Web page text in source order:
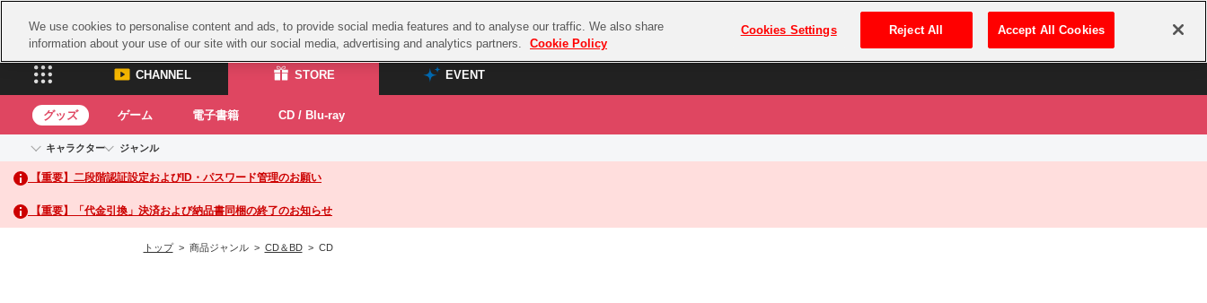
プレミアム会員とは ログイン・新規登録
CHANNEL STORE EVENT
CHANNEL
ASOBI CHANNEL TOP
STORE
ASOBI STORE TOP
グッズ
EVENT
ASOBI STAGE
グッズ ゲーム 電子書籍 CD / Blu-ray
キャラクター
アイドルマスターシリーズ
アイドルマスター
アイドルマスター シンデレラガールズ
アイドルマスター ミリオンライブ！
ラブライブ！サンシャイン‼
ジャンル
イベントグッズ
トイ・ホビー
【重要】二段階認証設定およびID・パスワード管理のお願い
【重要】「代金引換」決済および納品書同梱の終了のお知らせ
トップ> 商品ジャンル > CD＆BD> CD
We use cookies to personalise content and ads, to provide social media features and to analyse our traffic. We also share
information about your use of our site with our social media, advertising and analytics partners.
Cookie Policy
Cookies Settings Reject All Accept All Cookies